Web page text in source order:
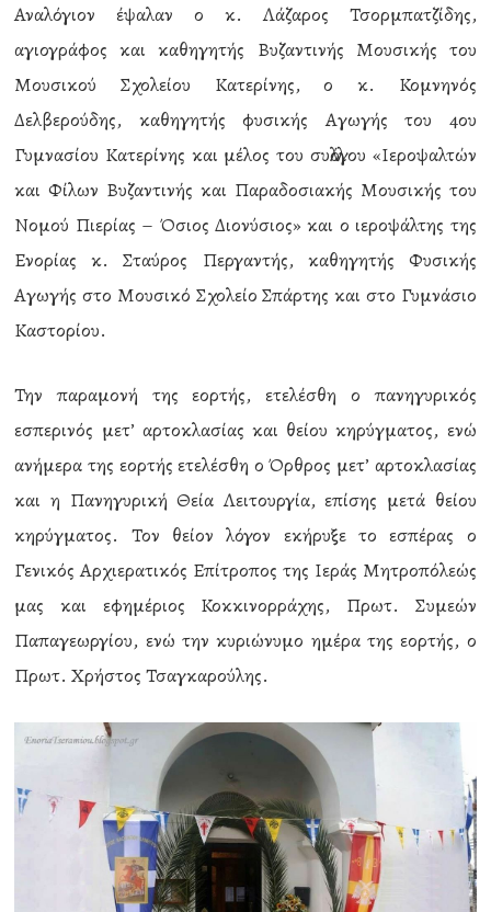
Αναλόγιον έψαλαν ο κ. Λάζαρος Τσορμπατζίδης,
αγιογράφος και καθηγητής Βυζαντινής Μουσικής του
Μουσικού Σχολείου Κατερίνης, ο κ. Κομνηνός
Δελβερούδης, καθηγητής φυσικής Αγωγής του 4ου
Γυμνασίου Κατερίνης και μέλος του συλλόγου «Ιεροψαλτών
και Φίλων Βυζαντινής και Παραδοσιακής Μουσικής του
Νομού Πιερίας – Όσιος Διονύσιος» και ο ιεροψάλτης της
Ενορίας κ. Σταύρος Περγαντής, καθηγητής Φυσικής
Αγωγής στο Μουσικό Σχολείο Σπάρτης και στο Γυμνάσιο
Καστορίου.
Την παραμονή της εορτής, ετελέσθη ο πανηγυρικός
εσπερινός μετ’ αρτοκλασίας και θείου κηρύγματος, ενώ
ανήμερα της εορτής ετελέσθη ο Όρθρος μετ’ αρτοκλασίας
και η Πανηγυρική Θεία Λειτουργία, επίσης μετά θείου
κηρύγματος. Τον θείον λόγον εκήρυξε το εσπέρας ο
Γενικός Αρχιερατικός Επίτροπος της Ιεράς Μητροπόλεώς
μας και εφημέριος Κοκκινορράχης, Πρωτ. Συμεών
Παπαγεωργίου, ενώ την κυριώνυμο ημέρα της εορτής, ο
Πρωτ. Χρήστος Τσαγκαρούλης.